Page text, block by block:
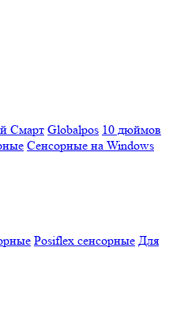
Смарт Globalpos 10 дюймов
Сенсорные на Windows
Posiflex сенсорные Для